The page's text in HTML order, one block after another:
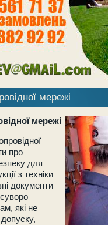
мережі
мережі
про
для
з техніки
документи
які не